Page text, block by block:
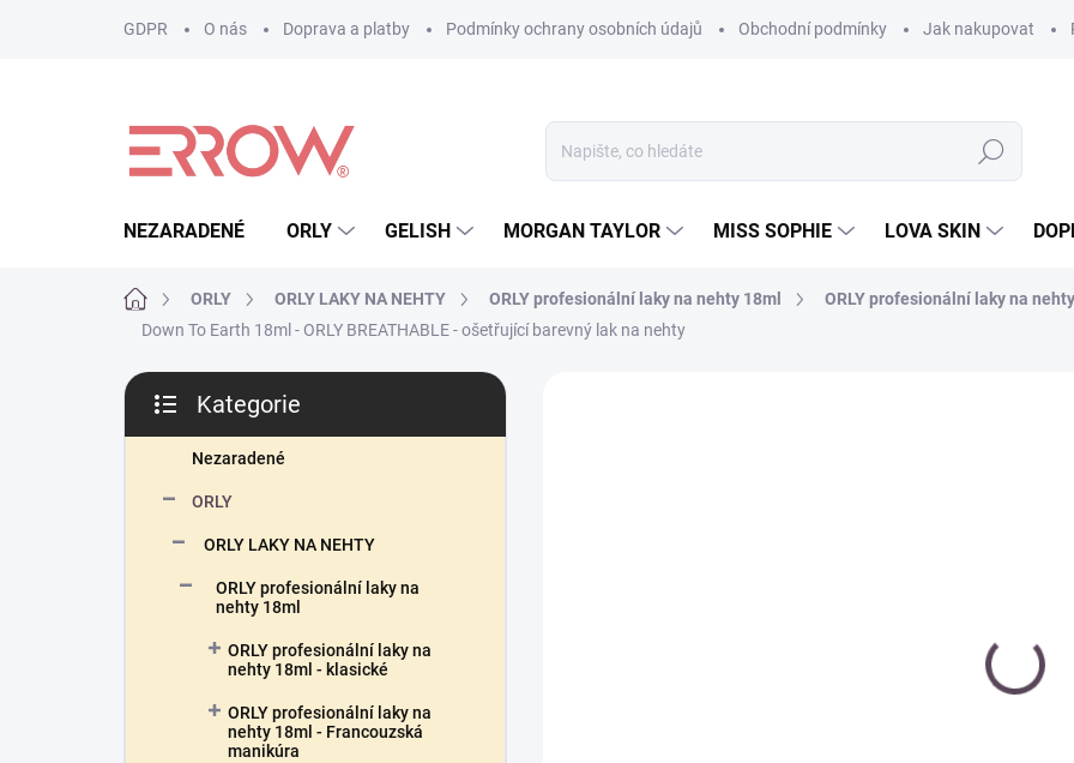
GDPR O nás Doprava a platby Podmínky ochrany osobních údajů Obchodní podmínky Jak nakupovat
Hledat
NEZARADENÉ ORLY GELISH MORGAN TAYLOR MISS SOPHIE LOVA SKIN
Domů ORLY ORLY LAKY NA NEHTY ORLY profesionální laky na nehty 18ml ORLY profesionální laky na
Down To Earth 18ml - ORLY BREATHABLE - ošetřující barevný lak na nehty
P
s
kategorie
Kategorie
Nezaradené
ORLY
ORLY LAKY NA NEHTY
ORLY profesionální laky na
nehty 18ml
ORLY profesionální laky na
nehty 18ml - klasické
ORLY profesionální laky na
nehty 18ml - Francouzská
manikúra